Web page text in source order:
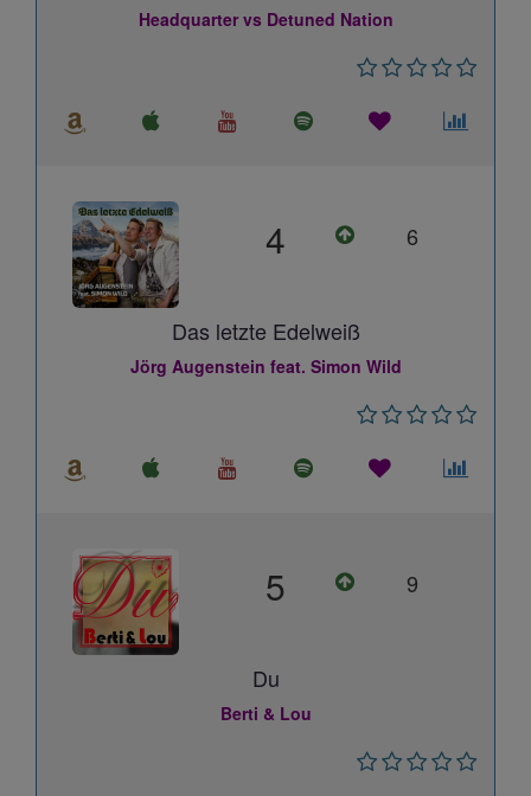
Headquarter vs Detuned Nation
4 6
Das letzte Edelweiß
Jörg Augenstein feat. Simon Wild
5 9
Du
Berti & Lou